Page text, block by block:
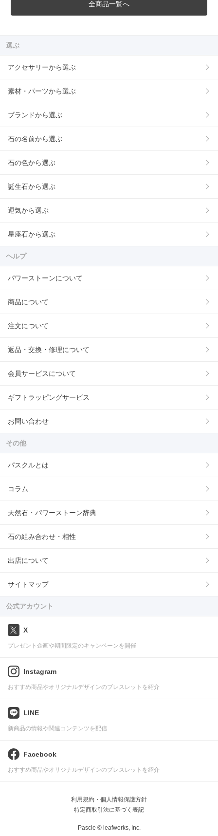
全商品一覧へ
選ぶ
アクセサリーから選ぶ
素材・パーツから選ぶ
ブランドから選ぶ
石の名前から選ぶ
石の色から選ぶ
誕生石から選ぶ
運気から選ぶ
星座石から選ぶ
ヘルプ
パワーストーンについて
商品について
注文について
返品・交換・修理について
会員サービスについて
ギフトラッピングサービス
お問い合わせ
その他
パスクルとは
コラム
天然石・パワーストーン辞典
石の組み合わせ・相性
出店について
サイトマップ
公式アカウント
X
プレゼント企画や期間限定のキャンペーンを開催
Instagram
おすすめ商品やオリジナルデザインのブレスレットを紹介
LINE
新商品の情報や関連コンテンツを配信
Facebook
おすすめ商品やオリジナルデザインのブレスレットを紹介
利用規約・個人情報保護方針
特定商取引法に基づく表記
Pascle © leafworks, Inc.